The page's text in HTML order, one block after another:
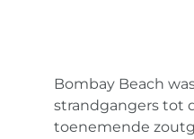
Bombay Beach
strandgangers tot
toenemende